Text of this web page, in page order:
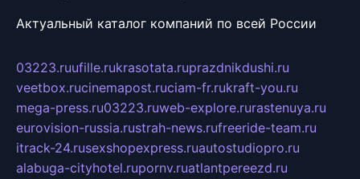
Актуальный каталог компаний по всей России
03223.ruufille.rukrasotata.ruprazdnikdushi.ru
veetbox.rucinemapost.ruciam-fr.rukraft-you.ru
mega-press.ru03223.ruweb-explore.rurastenuya.ru
eurovision-russia.rustrah-news.rufreeride-team.ru
itrack-24.rusexshopexpress.ruautostudiopro.ru
alabuga-cityhotel.rupornv.ruatlantpereezd.ru